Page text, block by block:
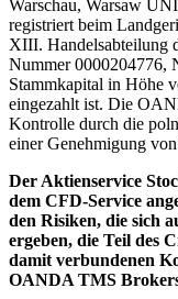
Warschau, Warsaw
registriert beim
XIII. Handelsabteilung
Nummer 0000204776,
Stammkapital in Höhe
eingezahlt ist. Die
Kontrolle durch die
einer Genehmigung
Der Aktienservice
dem CFD-Service
den Risiken, die sich
ergeben, die Teil des
damit verbundenen
OANDA TMS